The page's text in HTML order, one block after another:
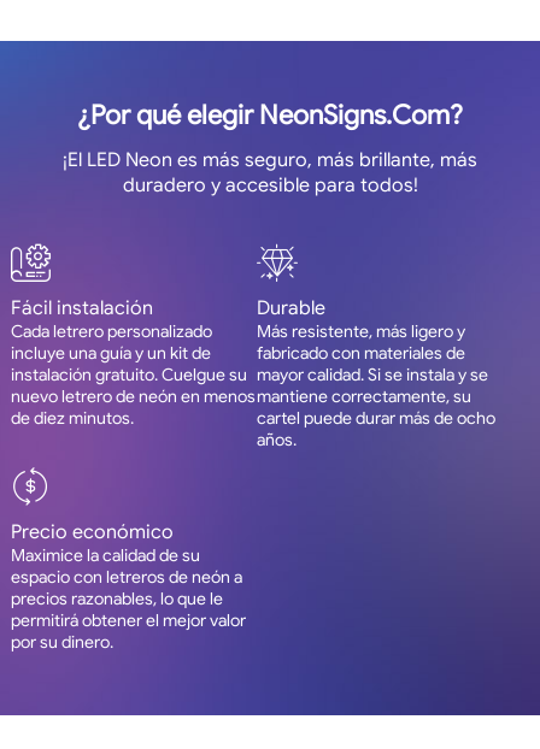
¿Por qué elegir NeonSigns.Com?
¡El LED Neon es más seguro, más brillante, más
duradero y accesible para todos!
Fácil instalación
Cada letrero personalizado
incluye una guía y un kit de
instalación gratuito. Cuelgue su
nuevo letrero de neón en menos
de diez minutos.
Durable
Más resistente, más ligero y
fabricado con materiales de
mayor calidad. Si se instala y se
mantiene correctamente, su
cartel puede durar más de ocho
años.
Precio económico
Maximice la calidad de su
espacio con letreros de neón a
precios razonables, lo que le
permitirá obtener el mejor valor
por su dinero.